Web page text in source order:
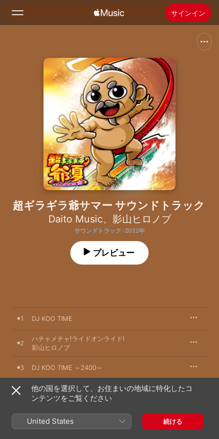
サインイン
ホーム
新着おすすめ
Apple Musicをインストール
超ギラギラ爺サマー サウンドトラック
Daito Music、 影山ヒロノブ
サウンドトラック · 2022年
プレビュー
1 DJ KOO TIME
2
ハチャメチャ!ライドオンライド!
影山ヒロノブ
3 DJ KOO TIME ～2400～
4 1,2,SunShine
5 ねんねんころりよサメころり
他の国を選択して、お住まいの地域に特化したコ
ンテンツをご覧ください
United States 続ける